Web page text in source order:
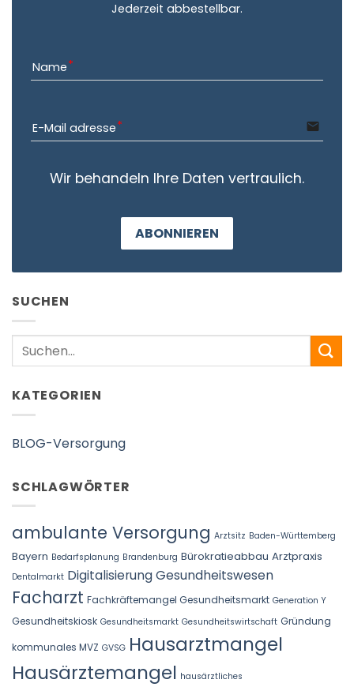
Jederzeit abbestellbar.
Name
E-Mail adresse email
Wir behandeln Ihre Daten vertraulich.
ABONNIEREN
SUCHEN
Search
KATEGORIEN
BLOG-Versorgung
SCHLAGWÖRTER
ambulante Versorgung Arztsitz Baden-Württemberg
Bayern Bedarfsplanung Brandenburg Bürokratieabbau Arztpraxis
Dentalmarkt Digitalisierung Gesundheitswesen
Facharzt Fachkräftemangel Gesundheitsmarkt Generation Y
Gesundheitskiosk Gesundheitsmarkt Gesundheitswirtschaft Gründung
kommunales MVZ GVSG Hausarztmangel
Hausärztemangel hausärztliches